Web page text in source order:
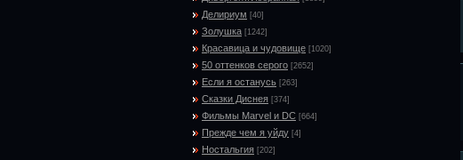
Делириум [40]
Золушка [1242]
Красавица и чудовище [1020]
50 оттенков серого [2652]
Если я останусь [263]
Сказки Диснея [374]
Фильмы Marvel и DC [664]
Прежде чем я уйду [4]
Ностальгия [202]